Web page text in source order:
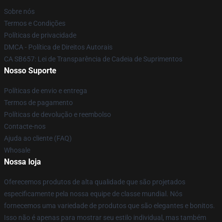
Sobre nós
Termos e Condições
Políticas de privacidade
DMCA - Política de Direitos Autorais
CA SB657: Lei de Transparência de Cadeia de Suprimentos
Nosso Suporte
Políticas de envio e entrega
Termos de pagamento
Políticas de devolução e reembolso
Contacte-nos
Ajuda ao cliente (FAQ)
Whosale
Nossa loja
Oferecemos produtos de alta qualidade que são projetados
especificamente pela nossa equipe de classe mundial. Nós
fornecemos uma variedade de produtos que são elegantes e bonitos.
Isso não é apenas para mostrar seu estilo individual, mas também